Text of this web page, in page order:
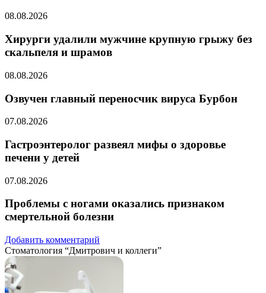
08.08.2026
Хирурги удалили мужчине крупную грыжу без
скальпеля и шрамов
08.08.2026
Озвучен главный переносчик вируса Бурбон
07.08.2026
Гастроэнтеролог развеял мифы о здоровье
печени у детей
07.08.2026
Проблемы с ногами оказались признаком
смертельной болезни
Добавить комментарий
Стоматология “Дмитрович и коллеги”